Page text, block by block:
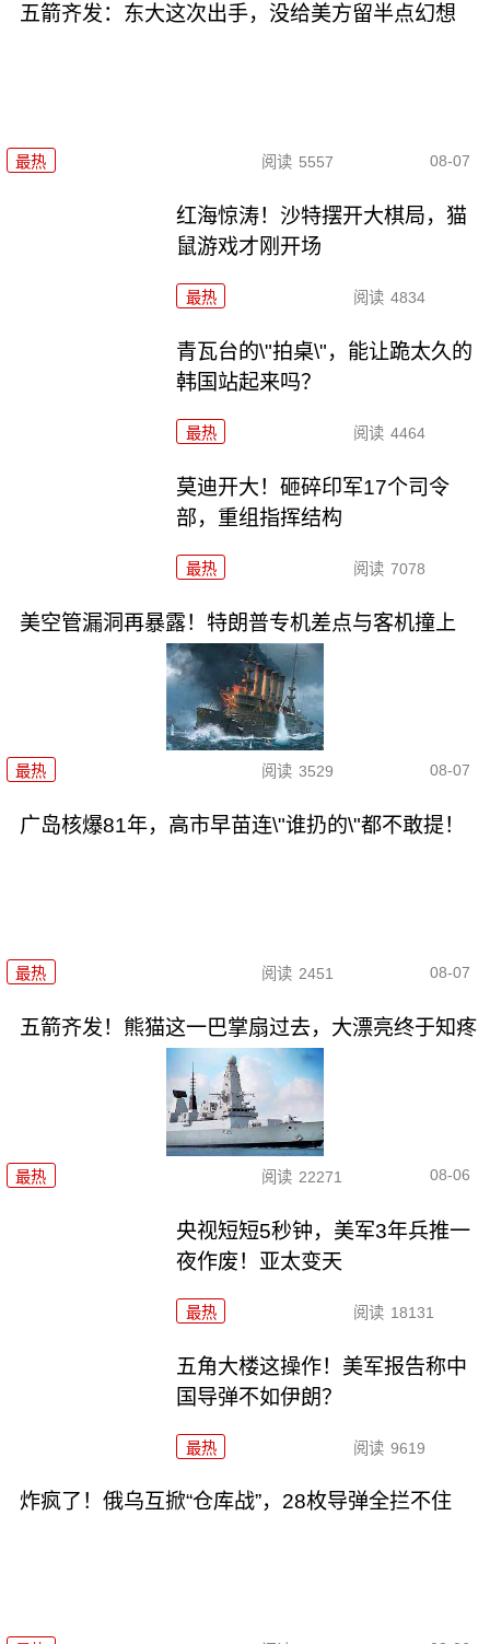
五箭齐发：东大这次出手，没给美方留半点幻想
最热 阅读 5557 08-07
红海惊涛！沙特摆开大棋局，猫
鼠游戏才刚开场
最热 阅读 4834
青瓦台的\"拍桌\"，能让跪太久的
韩国站起来吗？
最热 阅读 4464
莫迪开大！砸碎印军17个司令
部，重组指挥结构
最热 阅读 7078
美空管漏洞再暴露！特朗普专机差点与客机撞上
最热 阅读 3529 08-07
广岛核爆81年，高市早苗连\"谁扔的\"都不敢提！
最热 阅读 2451 08-07
五箭齐发！熊猫这一巴掌扇过去，大漂亮终于知疼
最热 阅读 22271 08-06
央视短短5秒钟，美军3年兵推一
夜作废！亚太变天
最热 阅读 18131
五角大楼这操作！美军报告称中
国导弹不如伊朗？
最热 阅读 9619
炸疯了！俄乌互掀“仓库战”，28枚导弹全拦不住